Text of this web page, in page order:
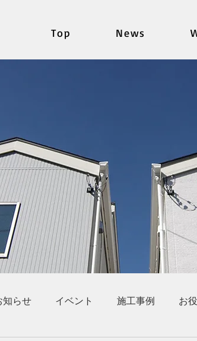
Top News
知らせ イベント 施工事例 お